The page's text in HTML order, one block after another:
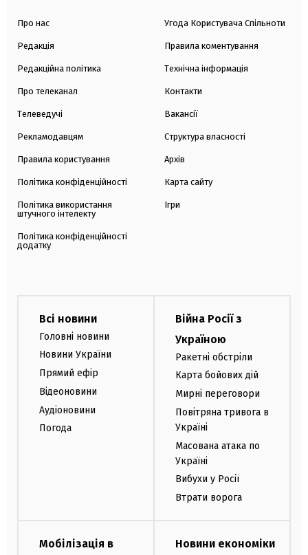
Про нас
Редакція
Редакційна політика
Про телеканал
Телеведучі
Рекламодавцям
Правила користування
Політика конфіденційності
Політика використання
штучного інтелекту
Політика конфіденційності
додатку
Угода Користувача Спільноти
Правила коментування
Технічна інформація
Контакти
Вакансії
Структура власності
Архів
Карта сайту
Ігри
Всі новини
Головні новини
Новини України
Прямий ефір
Відеоновини
Аудіоновини
Погода
Війна Росії з
Україною
Ракетні обстріли
Карта бойових дій
Мирні переговори
Повітряна тривога в
Україні
Масована атака по
Україні
Вибухи у Росії
Втрати ворога
Мобілізація в
Новини економіки